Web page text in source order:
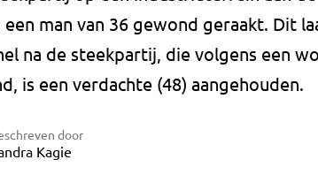
een man van 36 gewond geraakt. Dit
na de steekpartij, die volgens een
is een verdachte (48) aangehouden.
door
Kagie